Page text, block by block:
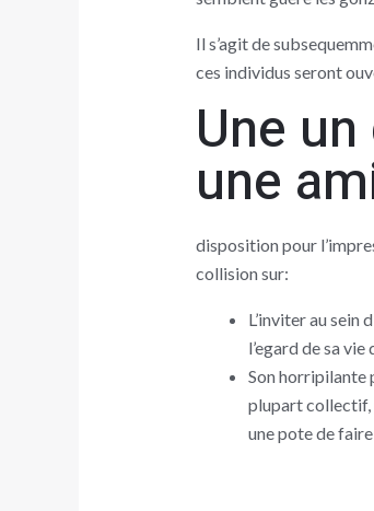
Il s’agit de
ces individus seront
Une
une
disposition pour
collision sur:
L’inviter au
l’egard de sa
Son horripilante
plupart collectif,
une pote de